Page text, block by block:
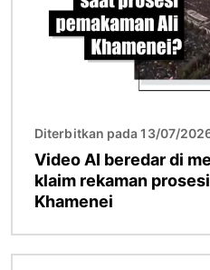
Diterbitkan pada 13/07/
Video AI beredar di
klaim rekaman
Khamenei